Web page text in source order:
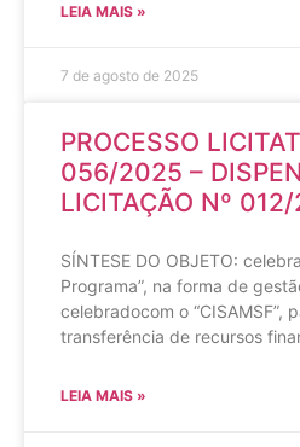
LEIA MAIS »
7 de agosto de 2025
PROCESSO
056/2025 –
LICITAÇÃO Nº
SÍNTESE DO OBJETO:
Programa”, na forma de
celebradocom o “CISAMSF”,
transferência de recursos
LEIA MAIS »